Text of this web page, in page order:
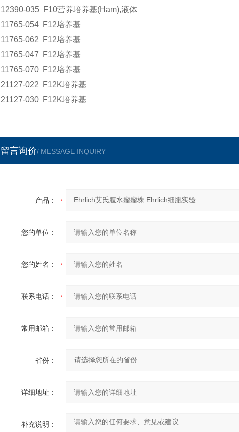
12390-035 F10营养培养基(Ham),液体
11765-054 F12培养基
11765-062 F12培养基
11765-047 F12培养基
11765-070 F12培养基
21127-022 F12K培养基
21127-030 F12K培养基
留言询价/ MESSAGE INQUIRY
产品：
您的单位：
您的姓名：
联系电话：
常用邮箱：
省份：
详细地址：
补充说明：